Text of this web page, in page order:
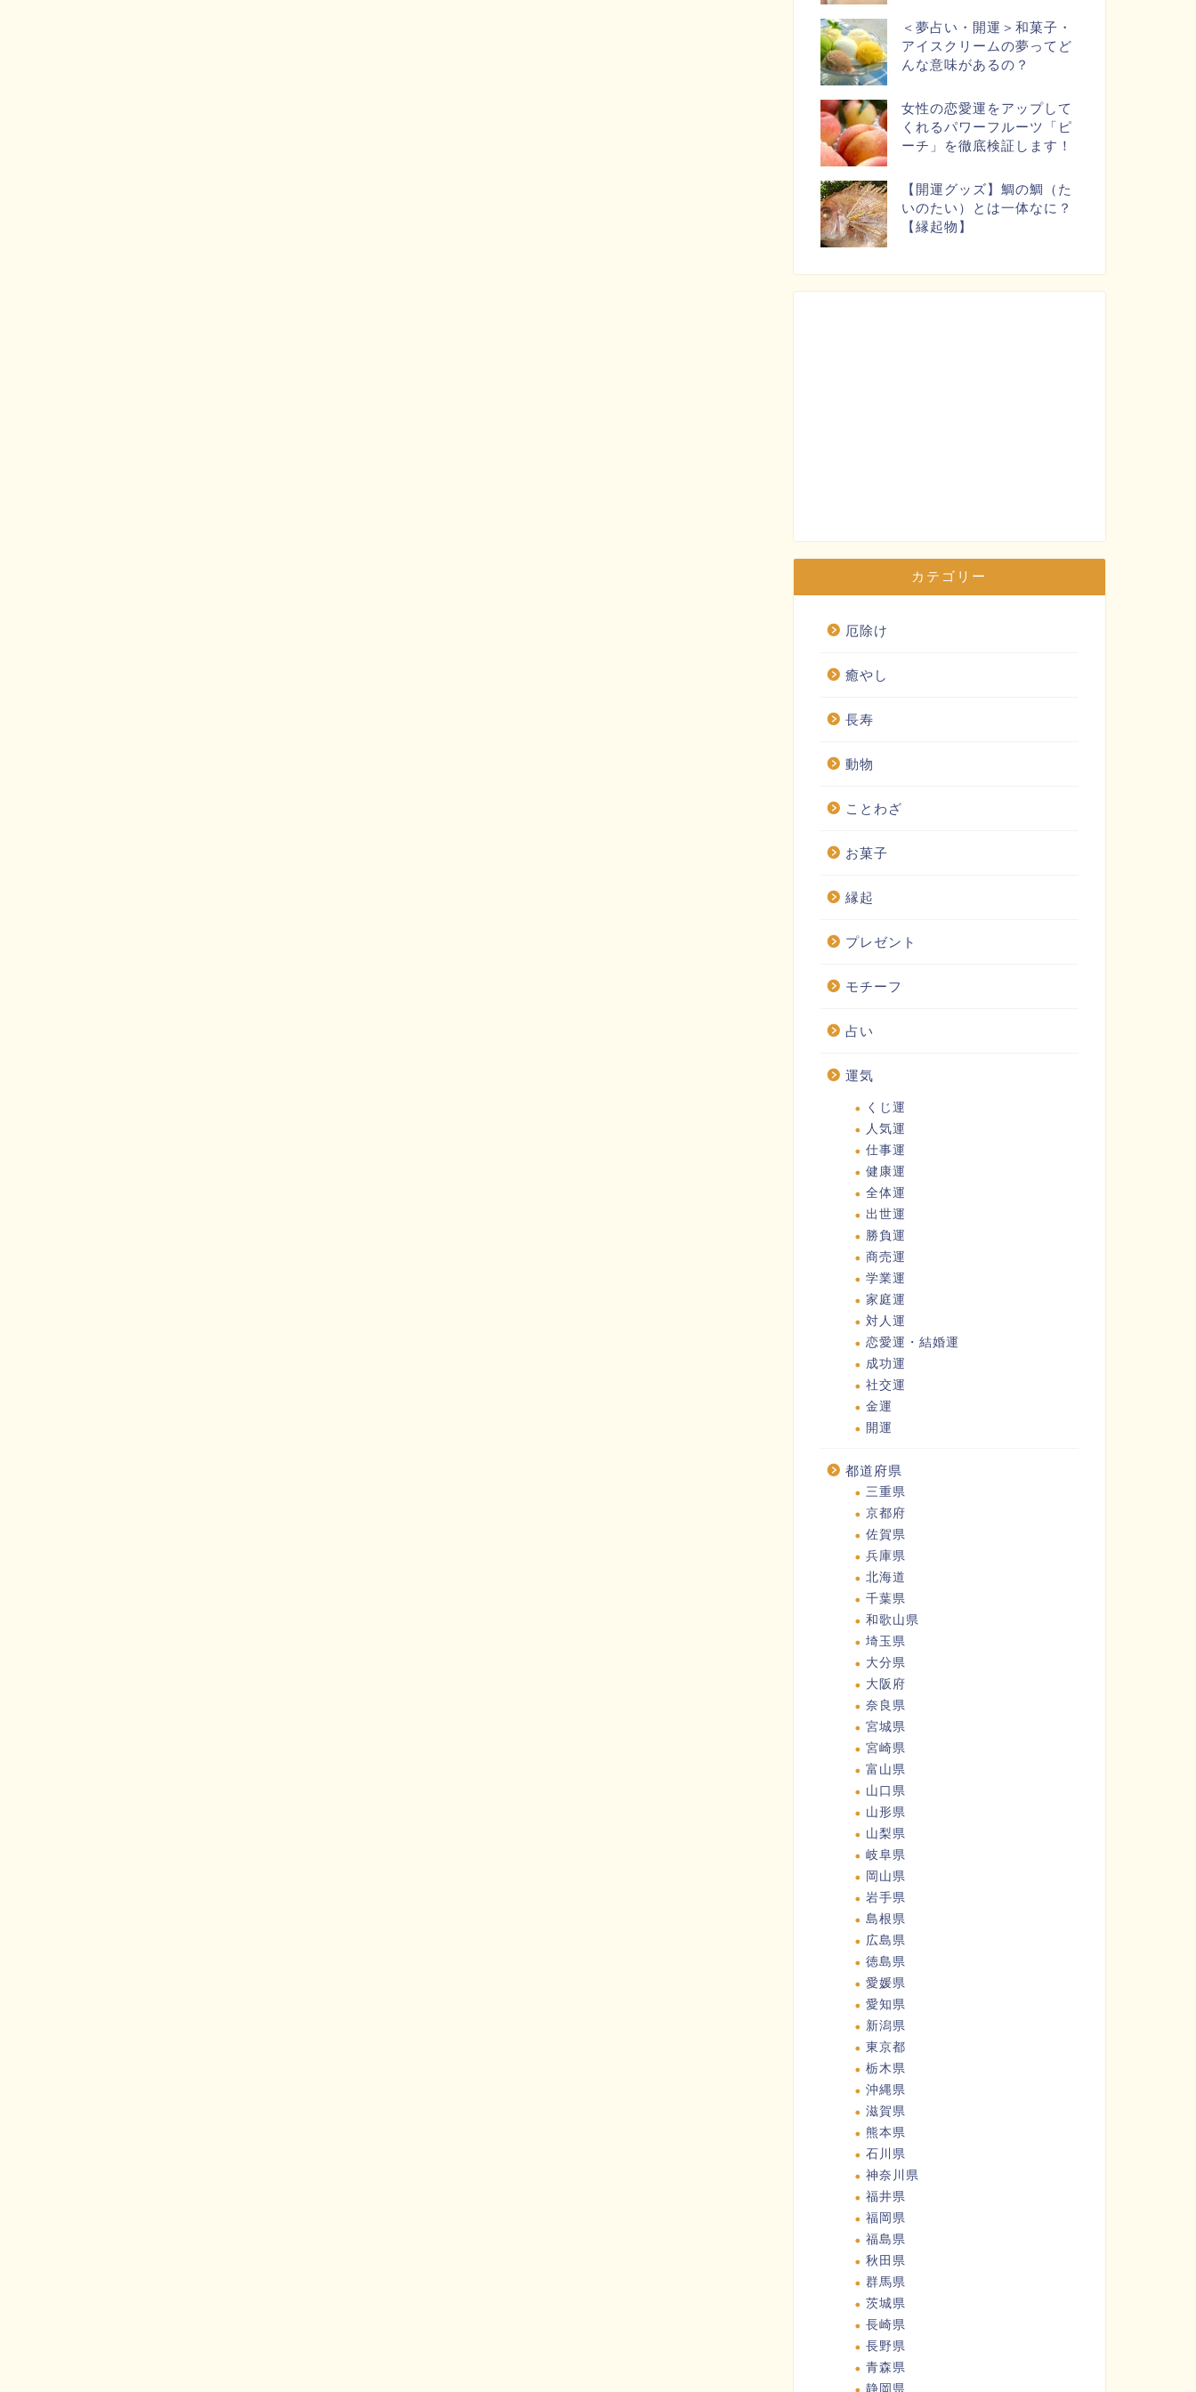
＜夢占い・開運＞和菓子・
アイスクリームの夢ってど
んな意味があるの？
女性の恋愛運をアップして
くれるパワーフルーツ「ピ
ーチ」を徹底検証します！
【開運グッズ】鯛の鯛（た
いのたい）とは一体なに？
【縁起物】
カテゴリー
厄除け
癒やし
長寿
動物
ことわざ
お菓子
縁起
プレゼント
モチーフ
占い
運気
くじ運
人気運
仕事運
健康運
全体運
出世運
勝負運
商売運
学業運
家庭運
対人運
恋愛運・結婚運
成功運
社交運
金運
開運
都道府県
三重県
京都府
佐賀県
兵庫県
北海道
千葉県
和歌山県
埼玉県
大分県
大阪府
奈良県
宮城県
宮崎県
富山県
山口県
山形県
山梨県
岐阜県
岡山県
岩手県
島根県
広島県
徳島県
愛媛県
愛知県
新潟県
東京都
栃木県
沖縄県
滋賀県
熊本県
石川県
神奈川県
福井県
福岡県
福島県
秋田県
群馬県
茨城県
長崎県
長野県
青森県
静岡県